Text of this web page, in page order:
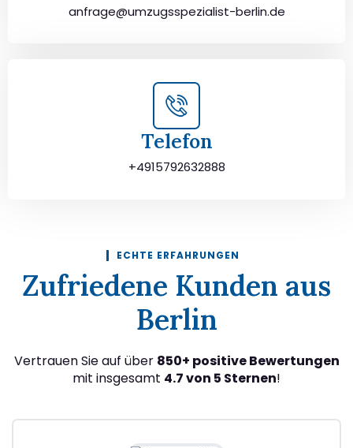
anfrage@umzugsspezialist-berlin.de
Telefon
+4915792632888
ECHTE ERFAHRUNGEN
Zufriedene Kunden aus
Berlin
Vertrauen Sie auf über 850+ positive Bewertungen
mit insgesamt 4.7 von 5 Sternen!